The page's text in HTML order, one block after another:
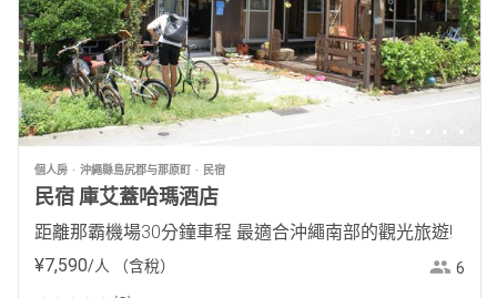
個人房 沖繩縣島尻郡与那原町 民宿
民宿 庫艾蓋哈瑪酒店
距離那霸機場30分鐘車程 最適合沖繩南部的觀光旅遊!
¥7,590/人 （含稅） 6